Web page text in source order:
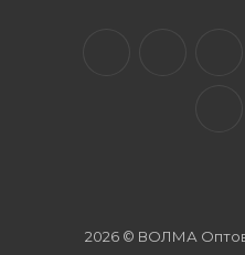
2026 © ВОЛМА